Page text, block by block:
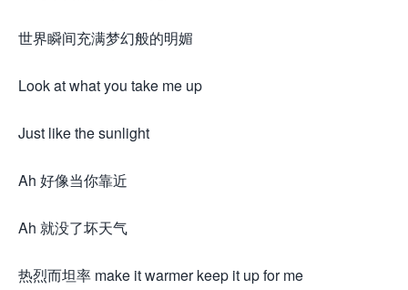
世界瞬间充满梦幻般的明媚
Look at what you take me up
Just like the sunlight
Ah 好像当你靠近
Ah 就没了坏天气
热烈而坦率 make it warmer keep it up for me